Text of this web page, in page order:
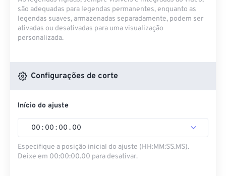
são adequadas para legendas permanentes, enquanto as
legendas suaves, armazenadas separadamente, podem ser
ativadas ou desativadas para uma visualização
personalizada.
Configurações de corte
Início do ajuste
00 : 00 : 00 . 00
Especifique a posição inicial do ajuste (HH:MM:SS.MS).
Deixe em 00:00:00.00 para desativar.